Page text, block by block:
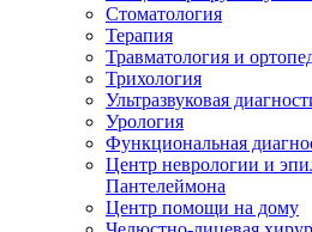
Стоматология
Терапия
Травматология и
Трихология
Ультразвуковая
Урология
Функциональная
Центр неврологии и
Пантелеймона
Центр помощи на дому